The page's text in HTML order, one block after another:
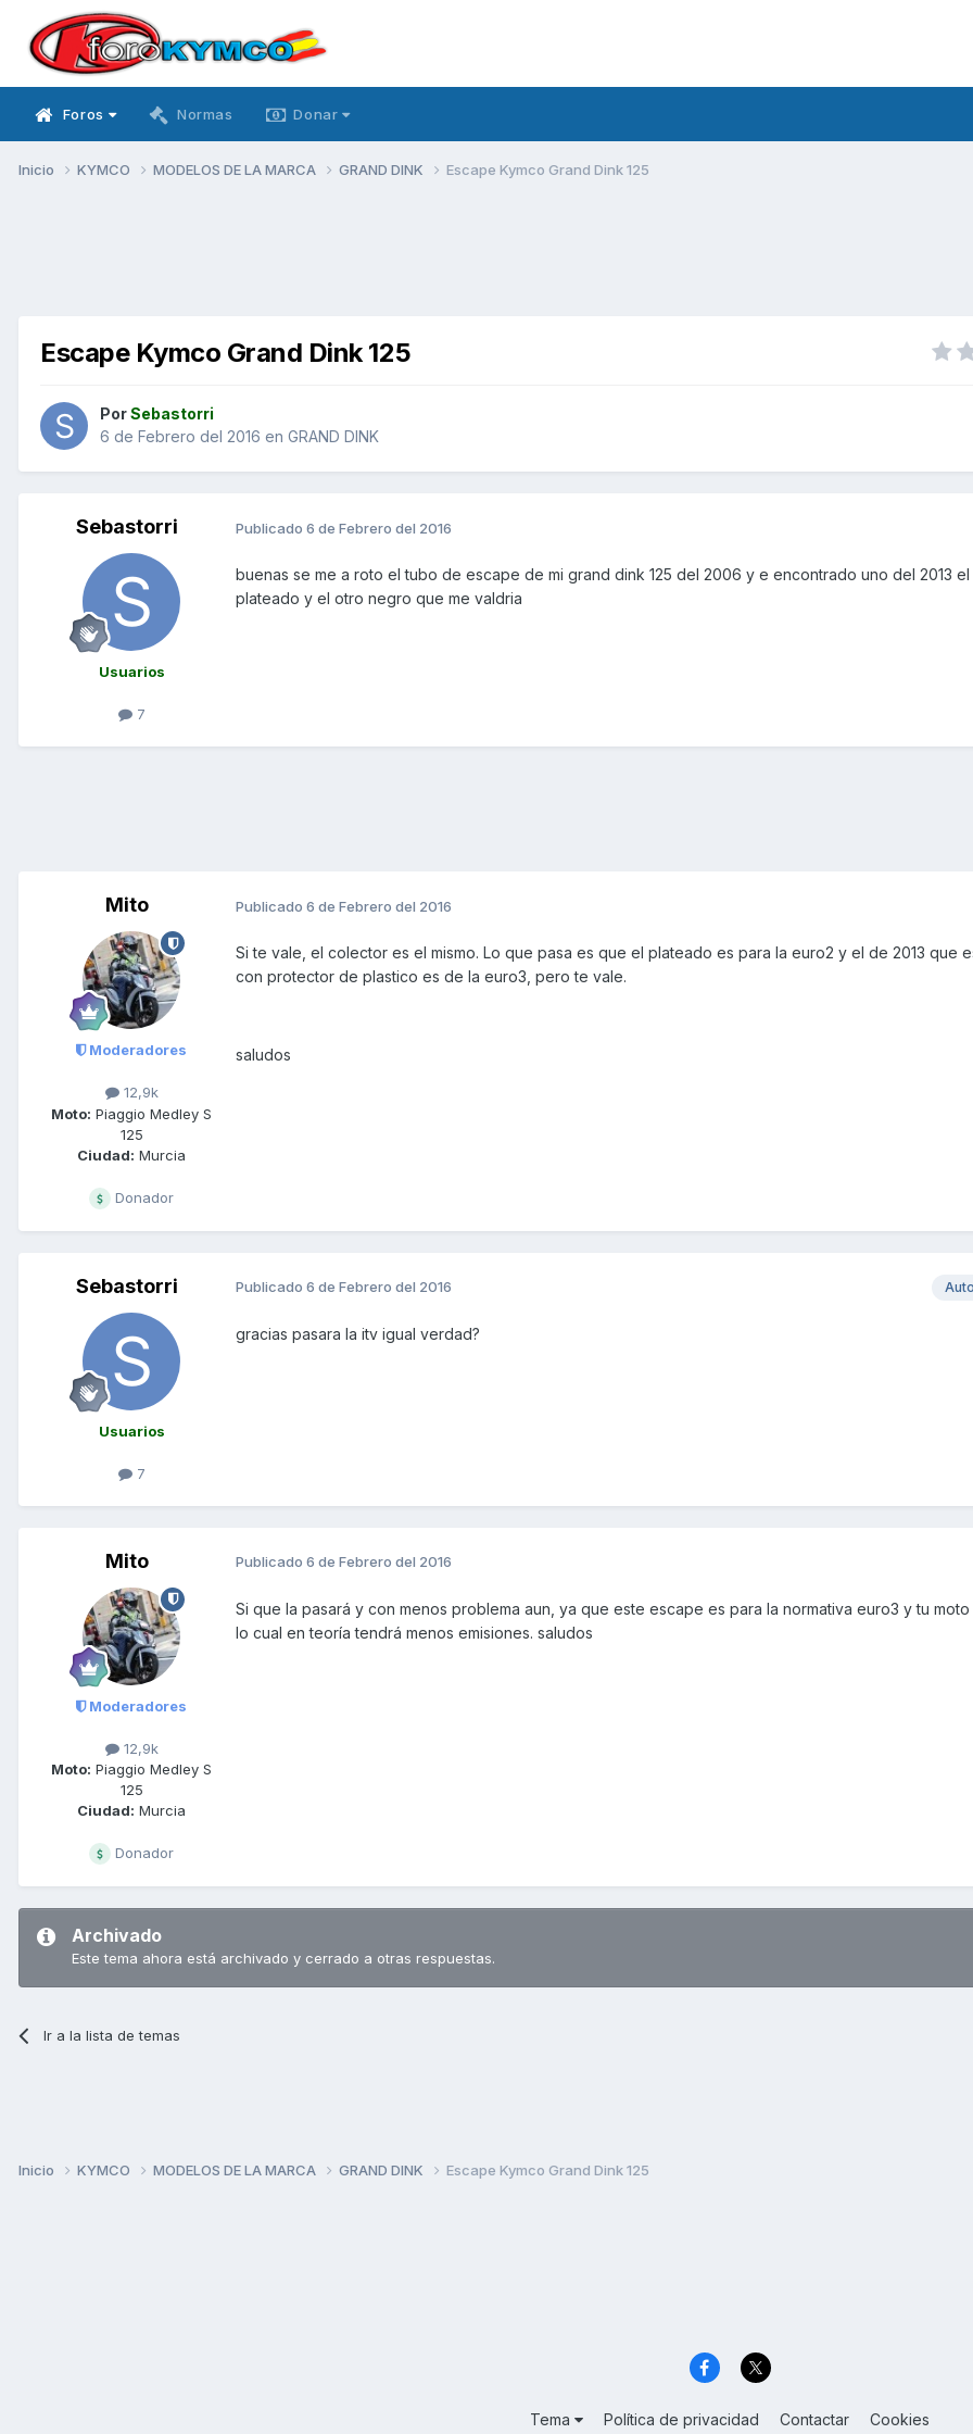
Foros Normas Donar
Inicio KYMCO MODELOS DE LA MARCA GRAND DINK Escape Kymco Grand Dink 125
Escape Kymco Grand Dink 125
PorSebastorri
6 de Febrero del 2016 en GRAND DINK
Sebastorri
Usuarios
7
Publicado 6 de Febrero del 2016
buenas se me a roto el tubo de escape de mi grand dink 125 del 2006 y e encontrado uno del 2013 el
plateado y el otro negro que me valdria
Mito
Moderadores
12,9k
Moto: Piaggio Medley S
125
Ciudad: Murcia
Donador
Publicado 6 de Febrero del 2016
Si te vale, el colector es el mismo. Lo que pasa es que el plateado es para la euro2 y el de 2013 que
con protector de plastico es de la euro3, pero te vale.
saludos
Sebastorri
Usuarios
7
Publicado 6 de Febrero del 2016
gracias pasara la itv igual verdad?
Mito
Moderadores
12,9k
Moto: Piaggio Medley S
125
Ciudad: Murcia
Donador
Publicado 6 de Febrero del 2016
Si que la pasará y con menos problema aun, ya que este escape es para la normativa euro3 y tu
lo cual en teoría tendrá menos emisiones. saludos
Archivado
Este tema ahora está archivado y cerrado a otras respuestas.
Ir a la lista de temas
Inicio KYMCO MODELOS DE LA MARCA GRAND DINK Escape Kymco Grand Dink 125
Tema Política de privacidad Contactar Cookies